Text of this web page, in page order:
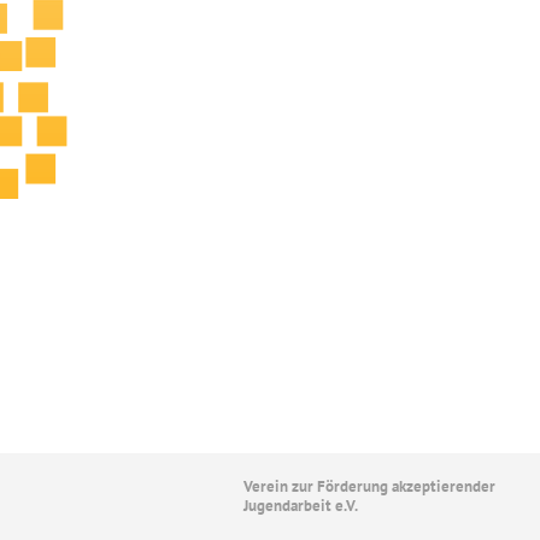
Verein zur Förderung akzeptierender
Jugendarbeit e.V.